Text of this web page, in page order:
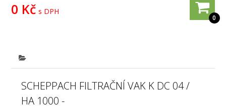
0
0 Kč s DPH
SCHEPPACH FILTRAČNÍ VAK K DC 04 /
HA 1000 -